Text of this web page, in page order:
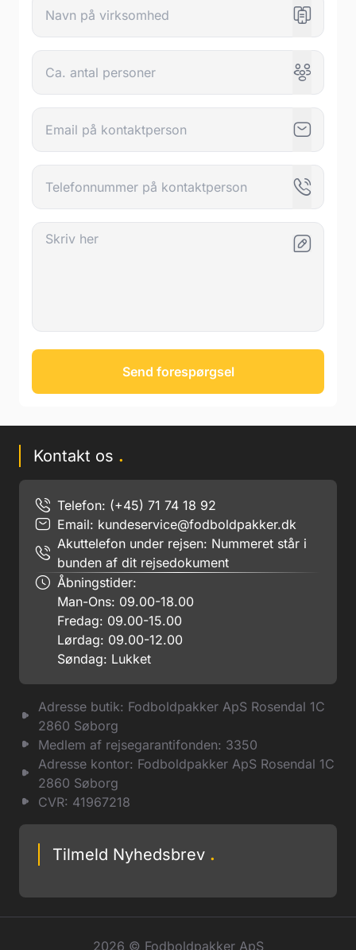
Send forespørgsel
Kontakt os .
Telefon: (+45) 71 74 18 92
Email: kundeservice@fodboldpakker.dk
Akuttelefon under rejsen: Nummeret står i
bunden af dit rejsedokument
Åbningstider:
Man-Ons: 09.00-18.00
Fredag: 09.00-15.00
Lørdag: 09.00-12.00
Søndag: Lukket
Adresse butik: Fodboldpakker ApS Rosendal 1C
2860 Søborg
Medlem af rejsegarantifonden: 3350
Adresse kontor: Fodboldpakker ApS Rosendal 1C
2860 Søborg
CVR: 41967218
Tilmeld Nyhedsbrev .
2026 © Fodboldpakker ApS